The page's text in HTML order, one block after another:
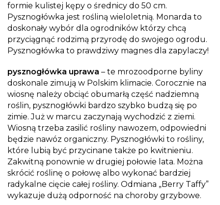
formie kulistej kępy o średnicy do 50 cm.
Pysznogłówka jest rośliną wieloletnią. Monarda to
doskonały wybór dla ogrodników którzy chcą
przyciągnąć rodzimą przyrodę do swojego ogrodu.
Pysznogłówka to prawdziwy magnes dla zapylaczy!
pysznogłówka uprawa – te mrozoodporne byliny
doskonale zimują w Polskim klimacie. Corocznie na
wiosnę należy obciąć obumarłą część nadziemną
roślin, pysznogłówki bardzo szybko budzą się po
zimie. Już w marcu zaczynają wychodzić z ziemi.
Wiosną trzeba zasilić rośliny nawozem, odpowiedni
będzie nawóz organiczny. Pysznogłówki to rośliny,
które lubią być przycinane także po kwitnieniu.
Zakwitną ponownie w drugiej połowie lata. Można
skrócić roślinę o połowę albo wykonać bardziej
radykalne cięcie całej rośliny. Odmiana „Berry Taffy”
wykazuje dużą odporność na choroby grzybowe.